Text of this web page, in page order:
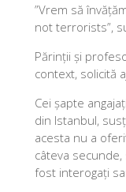
”Vrem să
not terrorists”,
Părinții și
context, solicită
Cei șapte
din Istanbul,
acesta nu a
câteva
fost interogați